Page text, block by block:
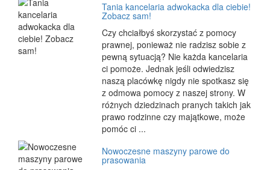
Tania kancelaria adwokacka dla ciebie!
Zobacz sam!
Czy chciałbyś skorzystać z pomocy
prawnej, ponieważ nie radzisz sobie z
pewną sytuacją? Nie każda kancelaria
ci pomoże. Jednak jeśli odwiedzisz
naszą placówkę nigdy nie spotkasz się
z odmowa pomocy z naszej strony. W
różnych dziedzinach pranych takich jak
prawo rodzinne czy majątkowe, może
pomóc ci ...
Nowoczesne maszyny parowe do
prasowania